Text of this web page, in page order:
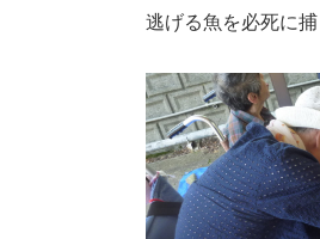
逃げる魚を必死に